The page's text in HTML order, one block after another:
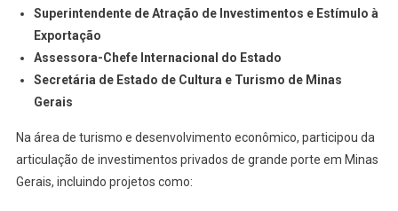
Superintendente de Atração de Investimentos e Estímulo à
Exportação
Assessora-Chefe Internacional do Estado
Secretária de Estado de Cultura e Turismo de Minas
Gerais
Na área de turismo e desenvolvimento econômico, participou da
articulação de investimentos privados de grande porte em Minas
Gerais, incluindo projetos como: